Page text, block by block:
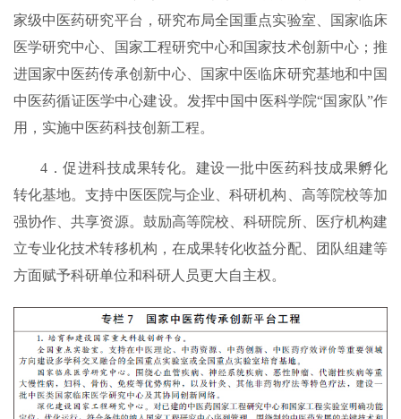
家级中医药研究平台，研究布局全国重点实验室、国家临床
医学研究中心、国家工程研究中心和国家技术创新中心；推
进国家中医药传承创新中心、国家中医临床研究基地和中国
中医药循证医学中心建设。发挥中国中医科学院“国家队”作
用，实施中医药科技创新工程。
4．促进科技成果转化。建设一批中医药科技成果孵化
转化基地。支持中医医院与企业、科研机构、高等院校等加
强协作、共享资源。鼓励高等院校、科研院所、医疗机构建
立专业化技术转移机构，在成果转化收益分配、团队组建等
方面赋予科研单位和科研人员更大自主权。